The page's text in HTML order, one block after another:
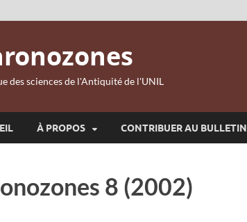
des sciences de l'Antiquité de l'UNIL
À PROPOS CONTRIBUER AU BULLETIN
8 (2002)